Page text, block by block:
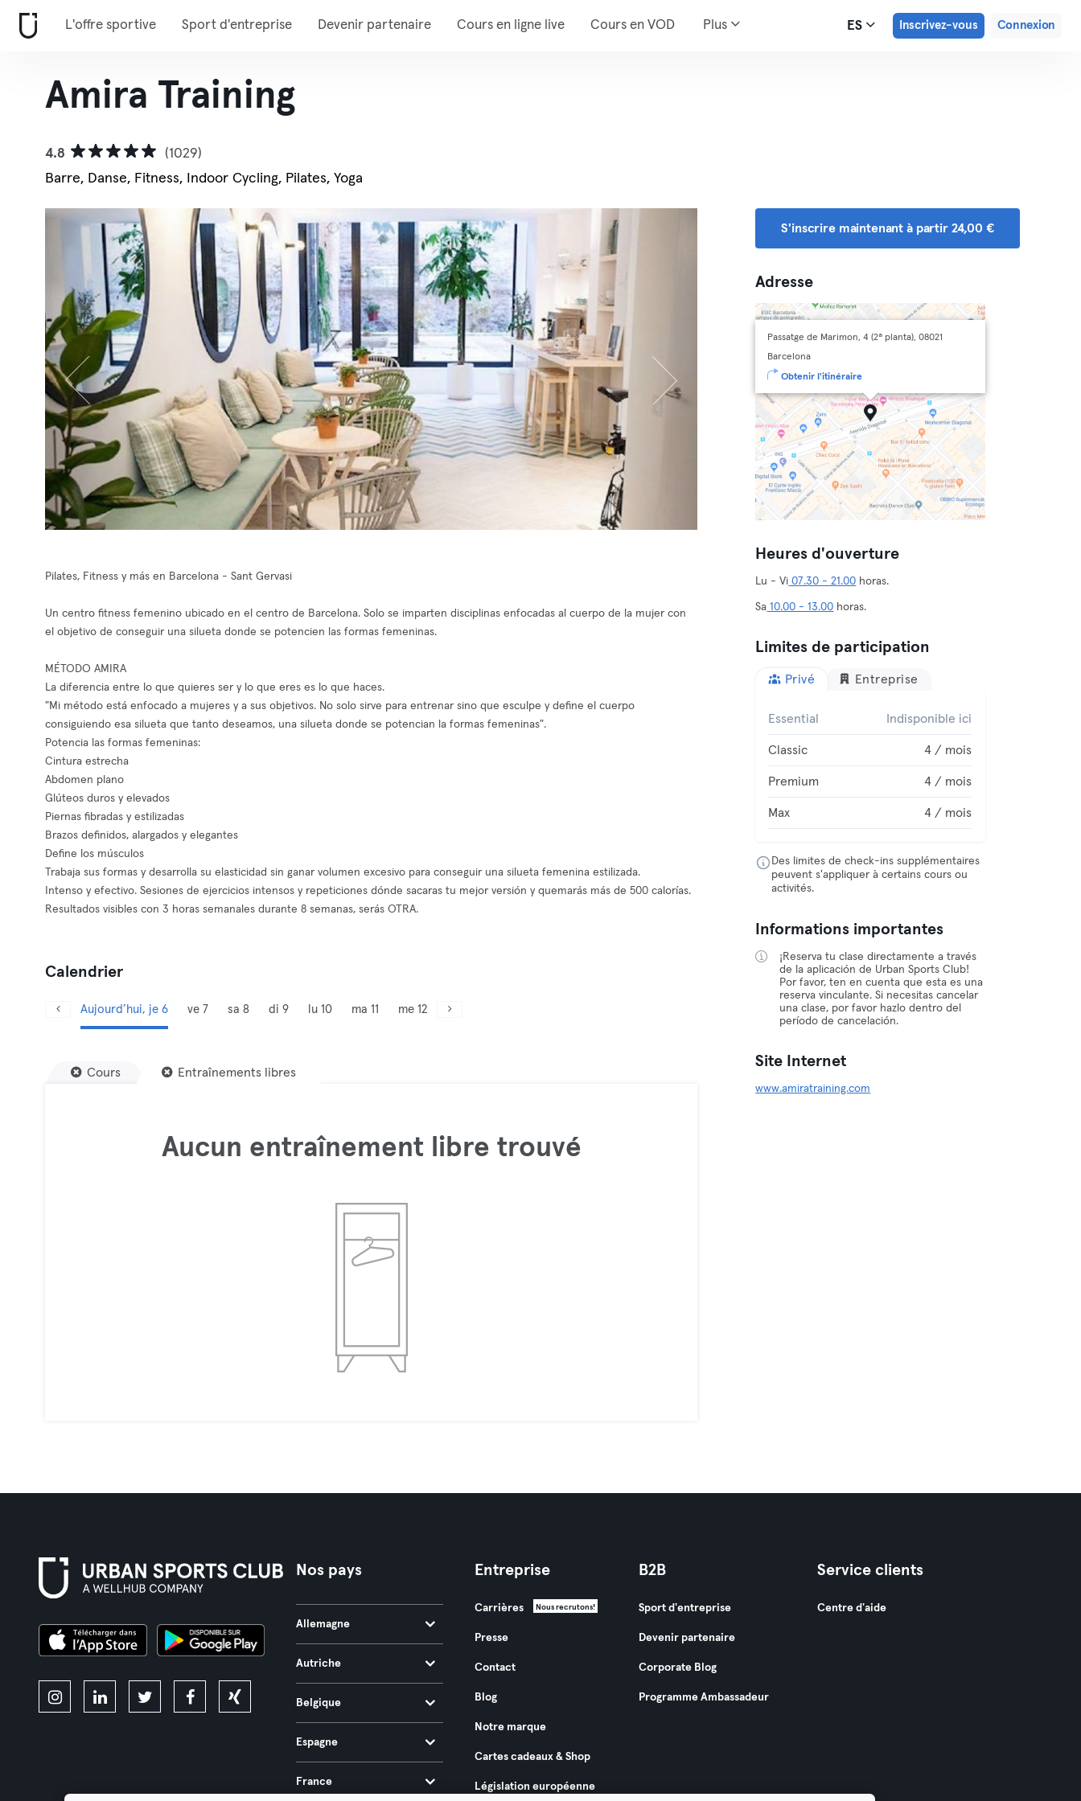
L'offre sportive Sport d'entreprise Devenir partenaire Cours en ligne live Cours en VOD Plus ES Inscrivez-vous Connexion
Amira Training
4.8
(1029)
Barre, Danse, Fitness, Indoor Cycling, Pilates, Yoga
Pilates, Fitness y más en Barcelona - Sant Gervasi
Un centro fitness femenino ubicado en el centro de Barcelona. Solo se imparten disciplinas enfocadas al cuerpo de la mujer con
el objetivo de conseguir una silueta donde se potencien las formas femeninas.
MÉTODO AMIRA
La diferencia entre lo que quieres ser y lo que eres es lo que haces.
"Mi método está enfocado a mujeres y a sus objetivos. No solo sirve para entrenar sino que esculpe y define el cuerpo
consiguiendo esa silueta que tanto deseamos, una silueta donde se potencian la formas femeninas".
Potencia las formas femeninas:
Cintura estrecha
Abdomen plano
Glúteos duros y elevados
Piernas fibradas y estilizadas
Brazos definidos, alargados y elegantes
Define los músculos
Trabaja sus formas y desarrolla su elasticidad sin ganar volumen excesivo para conseguir una silueta femenina estilizada.
Intenso y efectivo. Sesiones de ejercicios intensos y repeticiones dónde sacaras tu mejor versión y quemarás más de 500 calorías.
Resultados visibles con 3 horas semanales durante 8 semanas, serás OTRA.
Calendrier
Aujourd’hui, je 6 ve 7 sa 8 di 9 lu 10 ma 11 me 12
Cours Entraînements libres
Aucun entraînement libre trouvé
S'inscrire maintenant à partir 24,00 €
Adresse
Passatge de Marimon, 4 (2ª planta), 08021
Barcelona
Obtenir l'itinéraire
Heures d'ouverture
Lu - Vi 07.30 - 21.00 horas.
Sa 10.00 - 13.00 horas.
Limites de participation
Privé Entreprise
Essential Indisponible ici
Classic 4 / mois
Premium 4 / mois
Max 4 / mois
Des limites de check-ins supplémentaires
peuvent s'appliquer à certains cours ou
activités.
Informations importantes
¡Reserva tu clase directamente a través
de la aplicación de Urban Sports Club!
Por favor, ten en cuenta que esta es una
reserva vinculante. Si necesitas cancelar
una clase, por favor hazlo dentro del
período de cancelación.
Site Internet
www.amiratraining.com
Nos pays
Allemagne
Autriche
Belgique
Espagne
France
Entreprise
Carrières Nous recrutons!
Presse
Contact
Blog
Notre marque
Cartes cadeaux & Shop
Législation européenne
B2B
Sport d'entreprise
Devenir partenaire
Corporate Blog
Programme Ambassadeur
Service clients
Centre d'aide